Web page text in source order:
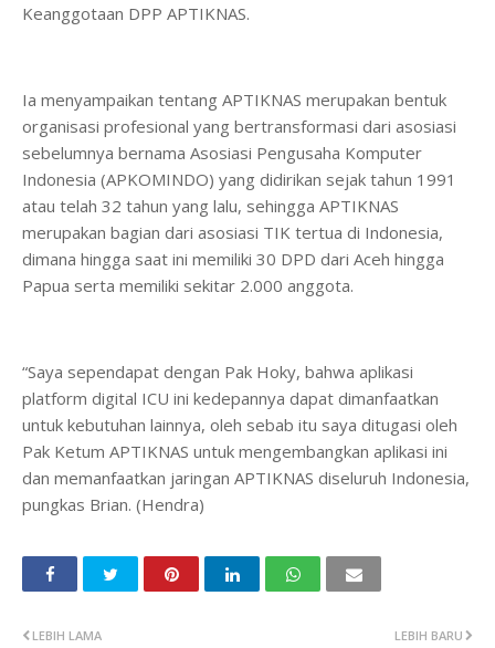
Keanggotaan DPP APTIKNAS.
Ia menyampaikan tentang APTIKNAS merupakan bentuk
organisasi profesional yang bertransformasi dari asosiasi
sebelumnya bernama Asosiasi Pengusaha Komputer
Indonesia (APKOMINDO) yang didirikan sejak tahun 1991
atau telah 32 tahun yang lalu, sehingga APTIKNAS
merupakan bagian dari asosiasi TIK tertua di Indonesia,
dimana hingga saat ini memiliki 30 DPD dari Aceh hingga
Papua serta memiliki sekitar 2.000 anggota.
“Saya sependapat dengan Pak Hoky, bahwa aplikasi
platform digital ICU ini kedepannya dapat dimanfaatkan
untuk kebutuhan lainnya, oleh sebab itu saya ditugasi oleh
Pak Ketum APTIKNAS untuk mengembangkan aplikasi ini
dan memanfaatkan jaringan APTIKNAS diseluruh Indonesia,
pungkas Brian. (Hendra)
LEBIH BARU
LEBIH LAMA